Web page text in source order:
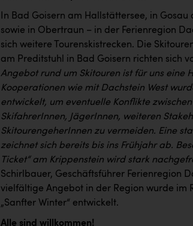
In Bad Goisern am Hallstättersee, in
sowie in Obertraun – in der Ferienregion
sich weitere Tourenskistrecken. Die
am Preditstuhl in Bad Goisern richten sich
Angebot rund um Skitouren ist für uns eine
Kooperationen wie mit Dachstein West
entwickelt, um eventuelle Konflikte
SkifahrerInnen, JägerInnen, weiteren
SkitourengeherInnen zu vermeiden. Eine
zeichnet sich bereits bis ins Frühjahr ab.
Ticket“ am Krippenstein wird stark
Schirlbauer, Geschäftsführer Ferienregion
vielfältige Angebot in der Region wurde im
„Sanfter Winter“ entwickelt.
Alle sind willkommen!